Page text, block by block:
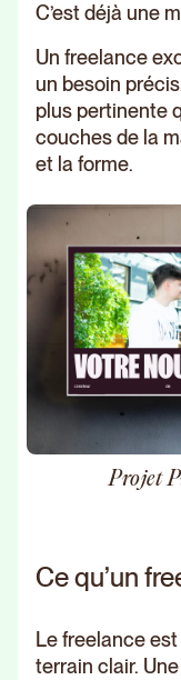
C’est déjà une
Un freelance
un besoin
plus pertinente
couches de la
et la forme.
Projet
Ce qu’un
Le freelance
terrain clair.